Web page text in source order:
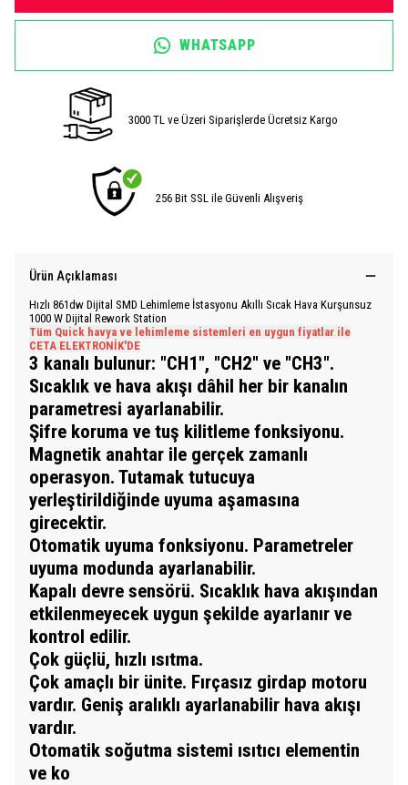
WHATSAPP
3000 TL ve Üzeri Siparişlerde Ücretsiz Kargo
256 Bit SSL ile Güvenli Alışveriş
Ürün Açıklaması
Hızlı 861dw Dijital SMD Lehimleme İstasyonu Akıllı Sıcak Hava Kurşunsuz
1000 W Dijital Rework Station
Tüm Quick havya ve lehimleme sistemleri en uygun fiyatlar ile
CETA ELEKTRONİK'DE
3 kanalı bulunur: "CH1", "CH2" ve "CH3".
Sıcaklık ve hava akışı dâhil her bir kanalın
parametresi ayarlanabilir.
Şifre koruma ve tuş kilitleme fonksiyonu.
Magnetik anahtar ile gerçek zamanlı
operasyon. Tutamak tutucuya
yerleştirildiğinde uyuma aşamasına
girecektir.
Otomatik uyuma fonksiyonu. Parametreler
uyuma modunda ayarlanabilir.
Kapalı devre sensörü. Sıcaklık hava akışından
etkilenmeyecek uygun şekilde ayarlanır ve
kontrol edilir.
Çok güçlü, hızlı ısıtma.
Çok amaçlı bir ünite. Fırçasız girdap motoru
vardır. Geniş aralıklı ayarlanabilir hava akışı
vardır.
Otomatik soğutma sistemi ısıtıcı elementin
ve ko